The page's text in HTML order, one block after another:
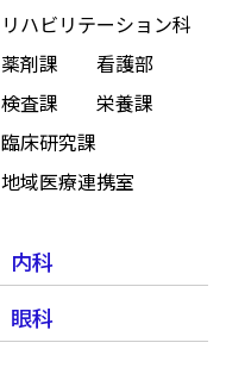
リハビリテーション科
薬剤課
看護部
検査課
栄養課
臨床研究課
地域医療連携室
内科
眼科